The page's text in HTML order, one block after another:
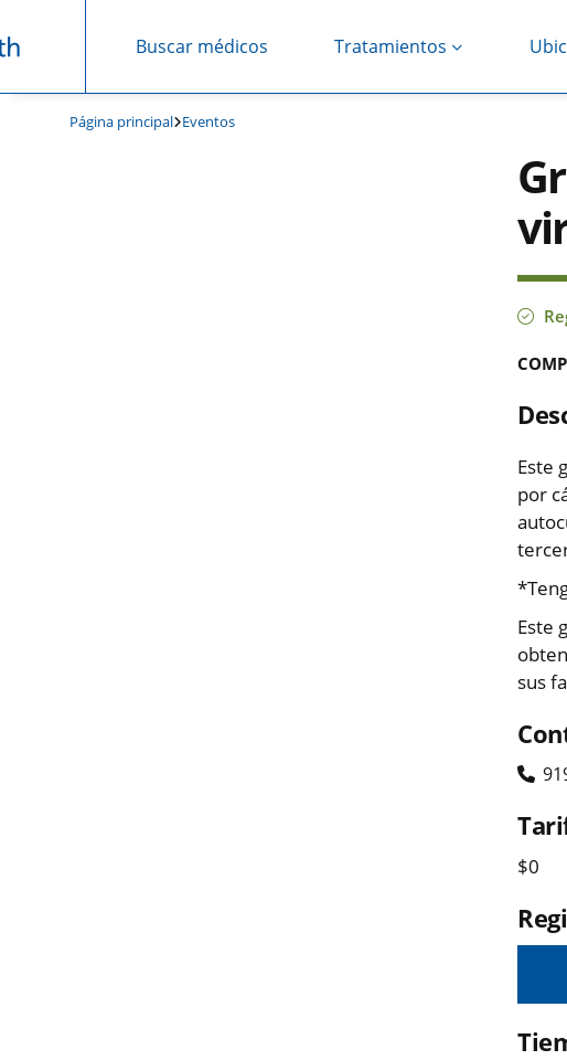
Buscar médicos Tratamientos
Página principal Eventos
Este
por
Este
sus
$0